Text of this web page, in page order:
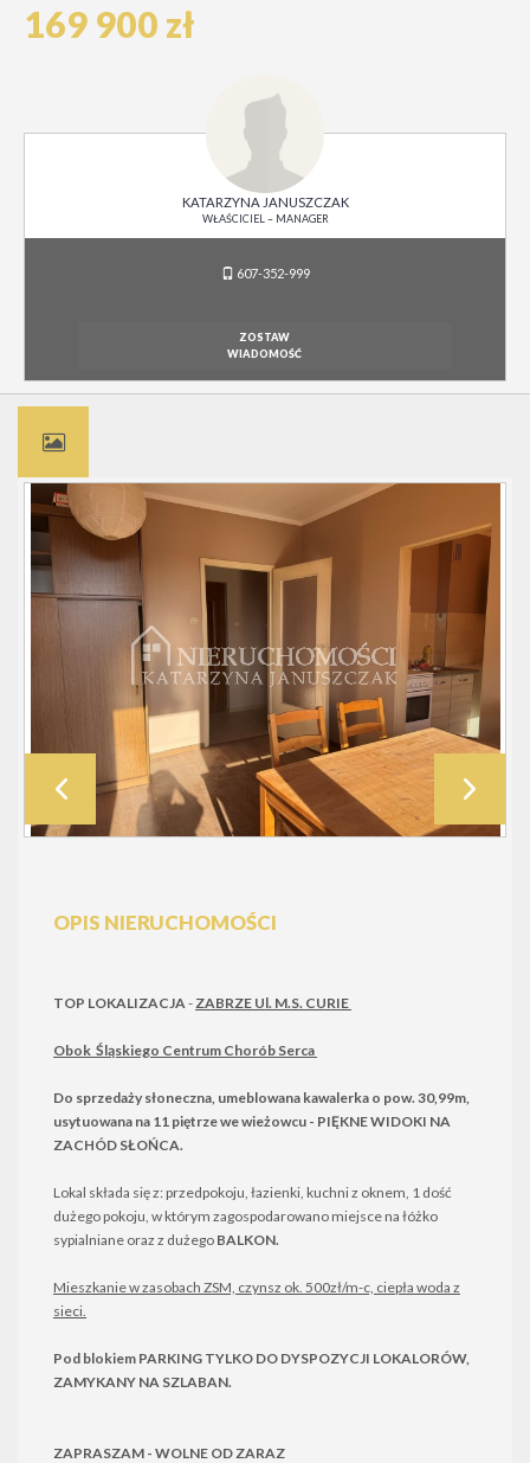
169 900 zł
KATARZYNA JANUSZCZAK
WŁAŚCICIEL – MANAGER
607-352-999
ZOSTAW
WIADOMOŚĆ
OPIS NIERUCHOMOŚCI
TOP LOKALIZACJA-ZABRZE Ul. M.S. CURIE
Obok Śląskiego Centrum Chorób Serca
Do sprzedaży słoneczna, umeblowana kawalerka o pow. 30,99m,
usytuowana na 11 piętrze we wieżowcu - PIĘKNE WIDOKI NA
ZACHÓD SŁOŃCA.
Lokal składa się z: przedpokoju, łazienki, kuchni z oknem, 1 dość
dużego pokoju, w którym zagospodarowano miejsce na łóżko
sypialniane oraz z dużego BALKON.
Mieszkanie w zasobach ZSM, czynsz ok. 500zł/m-c, ciepła woda z
sieci.
Pod blokiem PARKING TYLKO DO DYSPOZYCJI LOKALORÓW,
ZAMYKANY NA SZLABAN.
ZAPRASZAM - WOLNE OD ZARAZ